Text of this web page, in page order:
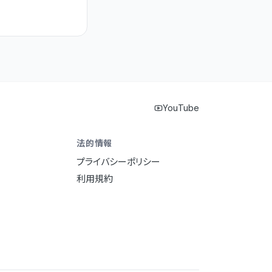
YouTube
法的情報
プライバシーポリシー
利用規約